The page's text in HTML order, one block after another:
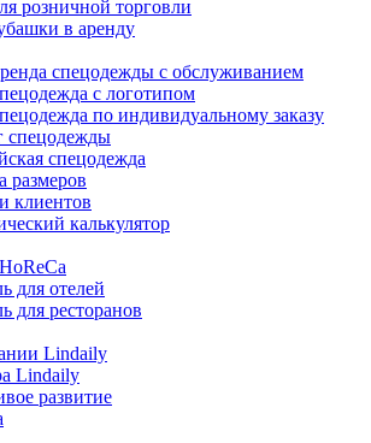
розничной торговли
в аренду
спецодежды с обслуживанием
с логотипом
по индивидуальному заказу
спецодежды
спецодежда
размеров
клиентов
калькулятор
для отелей
для ресторанов
Lindaily
Lindaily
развитие